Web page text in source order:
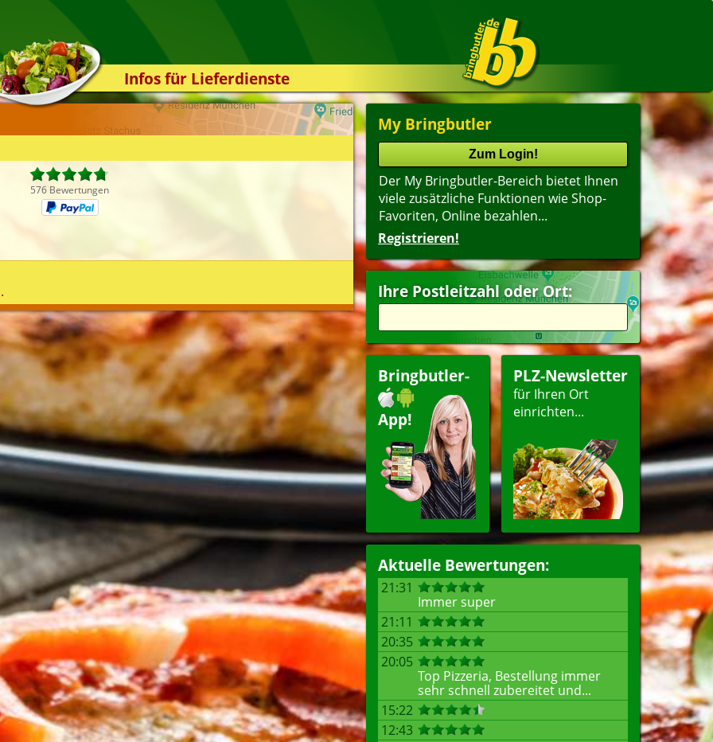
Infos für Lieferdienste
Kassensystem
Zuverlässigkeit
Styles
Kontakt
My Bringbutler
Der My Bringbutler-Bereich bietet Ihnen
viele zusätzliche Funktionen wie Shop-
Favoriten, Online bezahlen...
Registrieren!
Ihre Postleitzahl oder Ort:
Bringbutler-
App!
PLZ-Newsletter
für Ihren Ort
einrichten...
Aktuelle Bewertungen:
21:31
Immer super
21:11
20:35
20:05
Top Pizzeria, Bestellung immer
sehr schnell zubereitet und...
15:22
12:43
576 Bewertungen